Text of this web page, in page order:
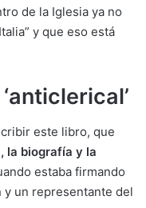
de la Iglesia ya no
y que eso está
este libro, que
la biografía y la
estaba firmando
y un representante del